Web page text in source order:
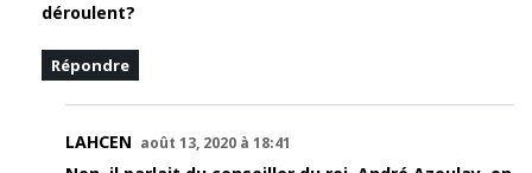
déroulent?
Répondre
LAHCEN août 13, 2020 à 18:41